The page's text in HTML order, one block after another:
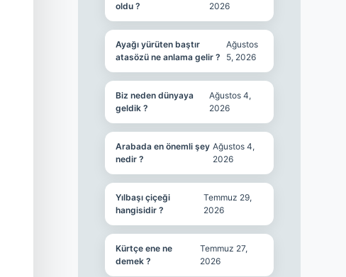
oldu ?
2026
Ayağı yürüten baştır
atasözü ne anlama gelir ?
Ağustos
5, 2026
Biz neden dünyaya
geldik ?
Ağustos 4,
2026
Arabada en önemli şey
nedir ?
Ağustos 4,
2026
Yılbaşı çiçeği
hangisidir ?
Temmuz 29,
2026
Kürtçe ene ne
demek ?
Temmuz 27,
2026